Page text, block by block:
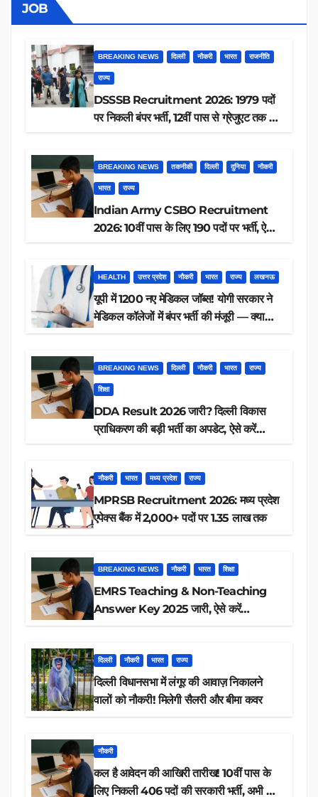
JOB
BREAKING NEWS दिल्ली नौकरी भारत राजनीति
राज्य
DSSSB Recruitment 2026: 1979 पदों
पर निकली बंपर भर्ती, 12वीं पास से ग्रेजुएट तक करें
BREAKING NEWS तकनीकी दिल्ली दुनिया नौकरी
भारत राज्य
Indian Army CSBO Recruitment
2026: 10वीं पास के लिए 190 पदों पर भर्ती, ऐसे
HEALTH उत्तर प्रदेश नौकरी भारत राज्य लखनऊ
यूपी में 1200 नए मेडिकल जॉब्स! योगी सरकार ने
मेडिकल कॉलेजों में बंपर भर्ती की मंजूरी — क्या
BREAKING NEWS दिल्ली नौकरी भारत राज्य
शिक्षा
DDA Result 2026 जारी? दिल्ली विकास
प्राधिकरण की बड़ी भर्ती का अपडेट, ऐसे करें
नौकरी भारत मध्य प्रदेश राज्य
MPRSB Recruitment 2026: मध्य प्रदेश
एपेक्स बैंक में 2,000+ पदों पर 1.35 लाख तक
BREAKING NEWS नौकरी भारत शिक्षा
EMRS Teaching & Non-Teaching
Answer Key 2025 जारी, ऐसे करें
दिल्ली नौकरी भारत राज्य
दिल्ली विधानसभा में लंगूर की आवाज़ निकालने
वालों को नौकरी! मिलेगी सैलरी और बीमा कवर
नौकरी
कल है आवेदन की आखिरी तारीख! 10वीं पास के
लिए निकली 406 पदों की सरकारी भर्ती, अभी करें